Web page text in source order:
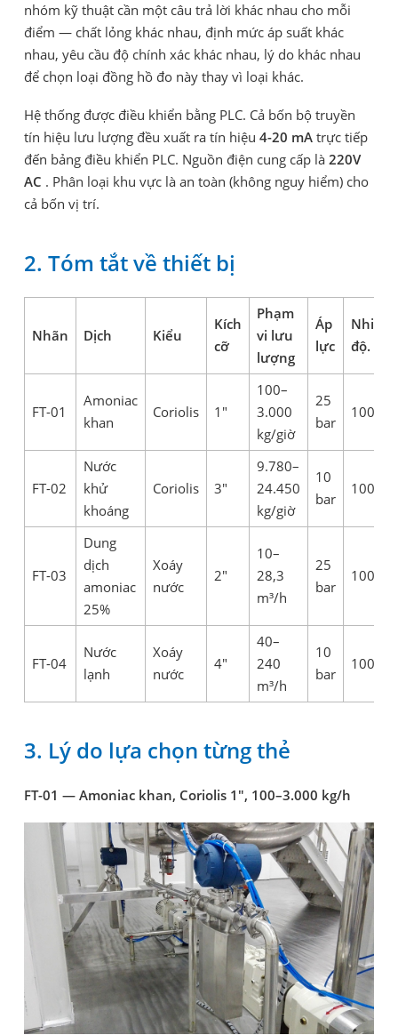
nhóm kỹ thuật cần một câu trả lời khác nhau cho mỗi
điểm — chất lỏng khác nhau, định mức áp suất khác
nhau, yêu cầu độ chính xác khác nhau, lý do khác nhau
để chọn loại đồng hồ đo này thay vì loại khác.
Hệ thống được điều khiển bằng PLC. Cả bốn bộ truyền
tín hiệu lưu lượng đều xuất ra tín hiệu 4-20 mA trực tiếp
đến bảng điều khiển PLC. Nguồn điện cung cấp là 220V
AC . Phân loại khu vực là an toàn (không nguy hiểm) cho
cả bốn vị trí.
2. Tóm tắt về thiết bị
Nhãn Dịch Kiểu
Kích
cỡ
Phạm
vi lưu
lượng
Áp
lực
Nhiệt
độ.
FT-01
Amoniac
khan
Coriolis 1"
100–
3.000
kg/giờ
25
bar
100°C
FT-02
Nước
khử
khoáng
Coriolis 3"
9.780–
24.450
kg/giờ
10
bar
100°C
FT-03
Dung
dịch
amoniac
25%
Xoáy
nước
2"
10–
28,3
m³/h
25
bar
100°C
FT-04
Nước
lạnh
Xoáy
nước
4"
40–
240
m³/h
10
bar
100°C
3. Lý do lựa chọn từng thẻ
FT-01 — Amoniac khan, Coriolis 1", 100–3.000 kg/h